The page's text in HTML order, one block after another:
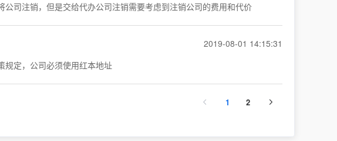
司注销，但是交给代办公司注销需要考虑到注销公司的费用和代价
2019-08-01 14:15:31
规定，公司必须使用红本地址
1 2